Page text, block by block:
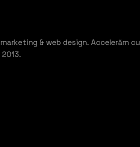
& web design. Accelerăm cu